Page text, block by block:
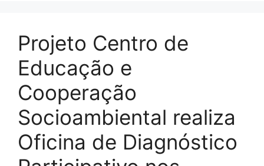
Projeto Centro de
Educação e
Cooperação
Socioambiental realiza
Oficina de Diagnóstico